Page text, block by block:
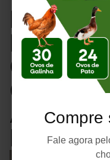
Compre
Fale agora
Melhor
Instalar
Eclosão